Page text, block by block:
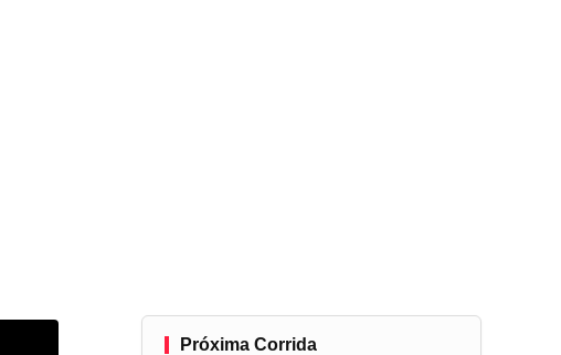
Próxima Corrida